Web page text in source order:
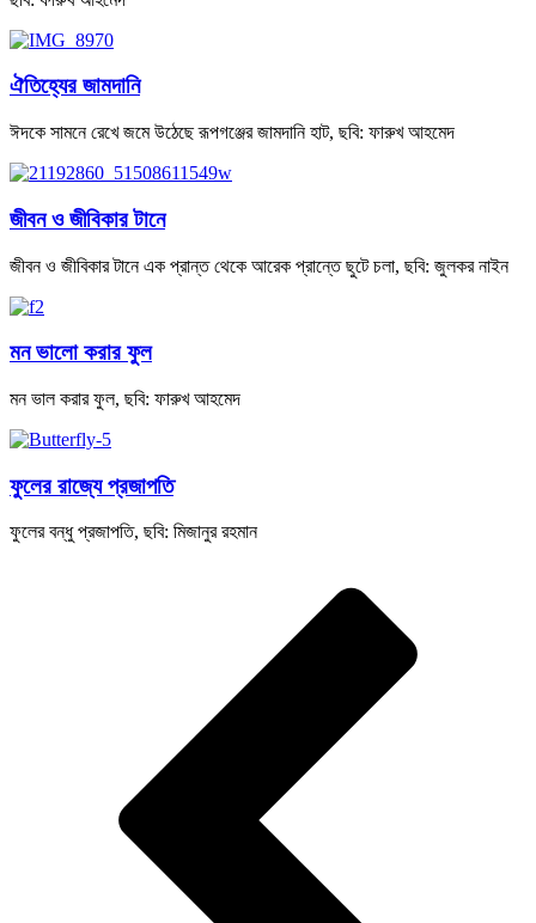
ঐতিহ্যের জামদানি
ঈদকে সামনে রেখে জমে উঠেছে রূপগঞ্জের জামদানি হাট, ছবি: ফারুখ আহমেদ
জীবন ও জীবিকার টানে
জীবন ও জীবিকার টানে এক প্রান্ত থেকে আরেক প্রান্তে ছুটে চলা, ছবি: জুলকর নাইন
মন ভালো করার ফুল
মন ভাল করার ফুল, ছবি: ফারুখ আহমেদ
ফুলের রাজ্যে প্রজাপতি
ফুলের বন্ধু প্রজাপতি, ছবি: মিজানুর রহমান